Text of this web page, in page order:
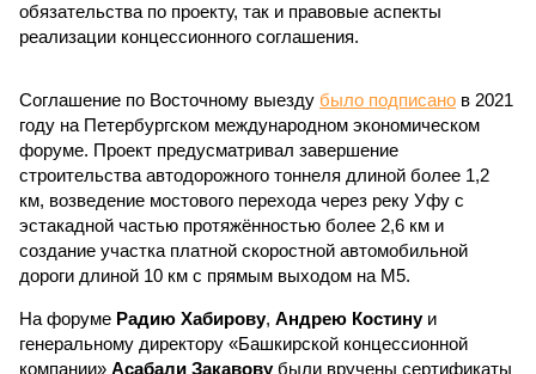
обязательства по проекту, так и правовые аспекты
реализации концессионного соглашения.
Соглашение по Восточному выезду было подписано в 2021
году на Петербургском международном экономическом
форуме. Проект предусматривал завершение
строительства автодорожного тоннеля длиной более 1,2
км, возведение мостового перехода через реку Уфу с
эстакадной частью протяжённостью более 2,6 км и
создание участка платной скоростной автомобильной
дороги длиной 10 км с прямым выходом на М5.
На форуме Радию Хабирову, Андрею Костинуи
генеральному директору «Башкирской концессионной
компании» Асабали Закавовубыли вручены сертификаты